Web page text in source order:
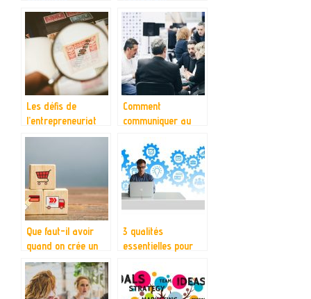
inhérentes à la
création d’une
entreprise ?
comment faire ?
Les défis de
l’entrepreneuriat
Comment
communiquer au
entreprise ?
Que faut-il avoir
quand on crée un
e-commerce ?
3 qualités
essentielles pour